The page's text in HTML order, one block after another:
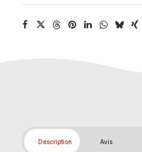
Description Avis